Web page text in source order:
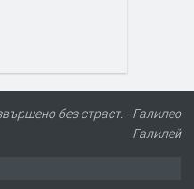
без страст. - Галилео
Галилей
Орфей